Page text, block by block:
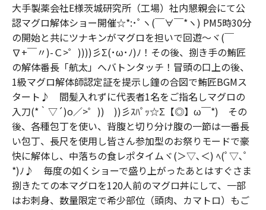
大手製薬会社E様茨城研究所（工場）社内懇親会にて公
認マグロ解体ショー開催☆*:･ﾟヽ(￣∀￣*ヽ) PM5時30分
の開始と共にツナキンがマグロを担いで回遊～ヾ(￣
∇+￣〃)-Ｃ>゜))))彡Σ(･ω･ﾉ)ﾉ！その後、捌き手の鮪匠
の解体番長「航太」へバトンタッチ！冒頭の口上の後、
1級マグロ解体師認定証を提示し鐘の合図で鮪匠BGMス
タート♪ 間髪入れずに代表者1名をご指名しマグロの
入刀(*｀▽´)o／>゜)) ))彡ｽﾊﾟｯ☆Σ【◎】ω￣*) その
後、各種包丁を使い、背腹と切り分け腹の一節は一番長
い包丁、長尺を使用し皆さん参加型のお祭りモードで豪
快に解体し、中落ちの食レポタイムヾ(＞▽､＜) ﾍ(ﾟ▽､ﾟ
*)ﾉ♪ 毎度の如くショーで盛り上がったあとはすぐさま
捌きたての本マグロを120人前のマグロ丼にして、一部
はお刺身、数量限定で希少部位（頭肉、カマトロ）もご